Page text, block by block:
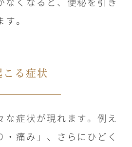
。
る症状
な症状が現れます。例え
・痛み」、さらにひどく